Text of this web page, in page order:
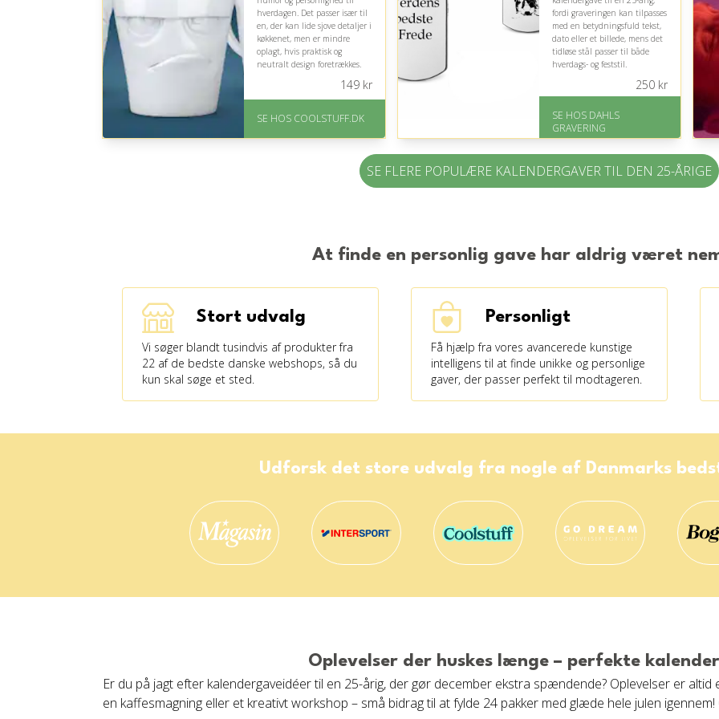
hverdagen. Det passer især til
en, der kan lide sjove detaljer i
køkkenet, men er mindre
oplagt, hvis praktisk og
neutralt design foretrækkes.
leveringstid er 1-3 hverdage.
149kr
SE HOS COOLSTUFF.DK
fordi graveringen kan tilpasses
med en betydningsfuld tekst,
dato eller et billede, mens det
tidløse stål passer til både
hverdags- og feststil.
Fremragende Trustpilot
rating på 4.8 ud af 5
250kr
SE HOS DAHLS
GRAVERING
SE FLERE POPULÆRE KALENDERGAVER TIL DEN 25-ÅRIGE
At finde en personlig gave har aldrig været
Stort udvalg
Vi søger blandt tusindvis af produkter fra
22 af de bedste danske webshops, så du
kun skal søge et sted.
Personligt
Få hjælp fra vores avancerede kunstige
intelligens til at finde unikke og personlige
gaver, der passer perfekt til modtageren.
Udforsk det store udvalg fra nogle af Danmarks
Oplevelser der huskes længe – perfekte
Er du på jagt efter kalendergaveidéer til en 25-årig, der gør december ekstra spændende? Oplevelser er
en kaffesmagning eller et kreativt workshop – små bidrag til at fylde 24 pakker med glæde hele julen